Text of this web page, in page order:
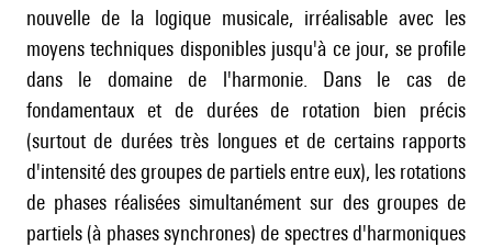
nouvelle de la logique musicale, irréalisable avec les
moyens techniques disponibles jusqu'à ce jour, se profile
dans le domaine de l'harmonie. Dans le cas de
fondamentaux et de durées de rotation bien précis
(surtout de durées très longues et de certains rapports
d'intensité des groupes de partiels entre eux), les rotations
de phases réalisées simultanément sur des groupes de
partiels (à phases synchrones) de spectres d'harmoniques